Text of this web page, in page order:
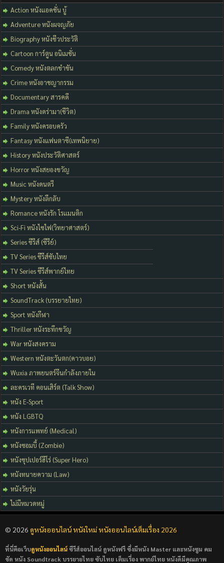
Action หนังแอคชั่น บู้
Adventure หนังผจญภัย
Biography หนังชีวประวัติ
Cartoon การ์ตูน อนิเมชั่น
Comedy หนังตลกขำขัน
Crime หนังอาชญากรรม
Documentary สารคดี
Drama หนังดร่ามา(ชีวิต)
Family หนังครอบครัว
Fantasy หนังแฟนตาซี(เทพนิยาย)
History หนังประวัติศาสตร์
Horror หนังสยองขวัญ
Music หนังดนตรี
Mystery หนังลึกลับ
Romance หนังรัก โรแมนติก
Sci-Fi หนังไซไฟ(วิทยาศาสตร์)
Series ซีรีส์ (ซีรีย์)
TV Series ซีรีส์ซับไทย
TV Series ซีรีส์พากย์ไทย
Short หนังสั้น
SoundTrack (บรรยายไทย)
Sport หนังกีฬา
Thriller หนังระทึกขวัญ
War หนังสงคราม
Western หนังตะวันตก(คาวบอย)
Wuxia ภาพยนตร์จีนกำลังภายใน
ละครเวที คอนเสิร์ต (Talk Show)
หนัง E-Sport
หนัง LGBTQ
หนังการแพทย์ (Medical)
หนังซอมบี้ (Zombie)
หนังซุปเปอร์ฮีโร่ (Super Hero)
หนังทนายความ (Law)
หนังวัยรุ่น
ไม่มีหมวดหมู่
© 2026 ดูหนังออนไลน์ หนังใหม่ หนังออนไลน์เต็มเรื่อง 2026
ที่นี่คือเว็บดูหนังออนไลน์ซีรีส์ออนไลน์ ดูหนังฟรี ซึ่งมีหนัง Master และหนังซูม คม
ชัด หนัง Soundtrack บรรยายไทย ซับไทย เต็มเรื่อง พากย์ไทย หนังดีมีคุณภาพ